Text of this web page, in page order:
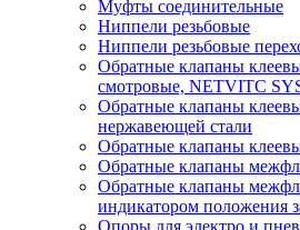
Муфты соединительные
Ниппели резьбовые
Ниппели резьбовые
Обратные клапаны
смотровые, NETVITC
Обратные клапаны
нержавеющей стали
Обратные клапаны
Обратные клапаны
Обратные клапаны
индикатором положения
Опоры для электро и